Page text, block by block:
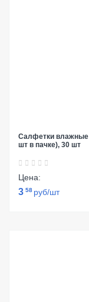
Салфетки влажные
шт в пачке), 30 шт
Цена:
3 58 руб/шт